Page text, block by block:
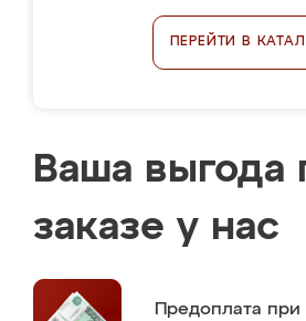
ПЕРЕЙТИ В
Ваша выгода
заказе у нас
Предоплата при